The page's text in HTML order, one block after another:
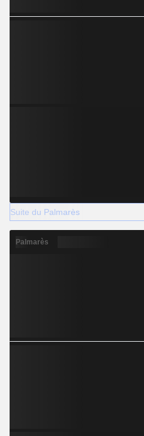
Suite du Palmarès
Palmarès